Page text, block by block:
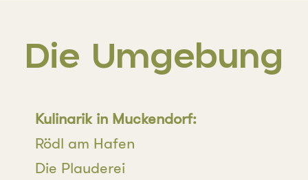
Die Umgebung
Kulinarik in Muckendorf:
Rödl am Hafen
Die Plauderei